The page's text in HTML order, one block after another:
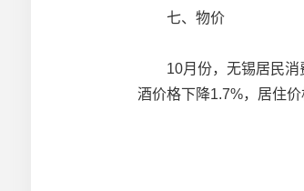
七、物价
10月份，无锡居民消费
酒价格下降1.7%，居住